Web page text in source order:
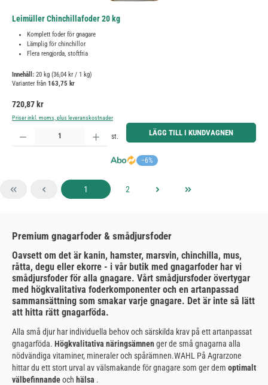
Leimüller Chinchillafoder 20 kg
Komplett foder för gnagare
Lämplig för chinchillor
Flera rengjorda, stoftfria
Innehåll: 20 kg (36,04 kr / 1 kg)
Varianter från 163,75 kr
Ordinarie pris:
720,87 kr
Priser inkl. moms, plus leveranskostnader
−6%
Produktkvantitet: Ange önskat belopp eller använd knapparna för att öka eller minska kvantiteten.
st. LÄGG TILL I KUNDVAGNEN
Sida
1 Sida
2
Premium gnagarfoder & smådjursfoder
Oavsett om det är kanin, hamster, marsvin, chinchilla, mus,
råtta, degu eller ekorre - i vår butik med gnagarfoder har vi
smådjursfoder för alla gnagare. Vårt smådjursfoder övertygar
med högkvalitativa foderkomponenter och en artanpassad
sammansättning som smakar varje gnagare. Det är inte så lätt
att hitta rätt gnagarföda.
Alla små djur har individuella behov och särskilda krav på ett artanpassat
gnagarföda. Högkvalitativa näringsämnenger de små gnagarna alla
nödvändiga vitaminer, mineraler och spårämnen.WAHL På Agrarzone
hittar du ett stort urval av välsmakande för gnagare som ger dem optimalt
välbefinnandeoch hälsa .